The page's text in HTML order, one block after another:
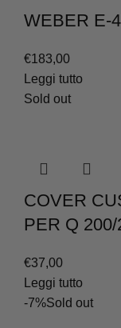
WEBER E-
€183,00
Leggi tutto
Sold out
COVER
PER Q
€37,00
Leggi tutto
-7%Sold out